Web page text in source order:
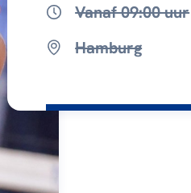
Vanaf 09:00 uur
Hamburg